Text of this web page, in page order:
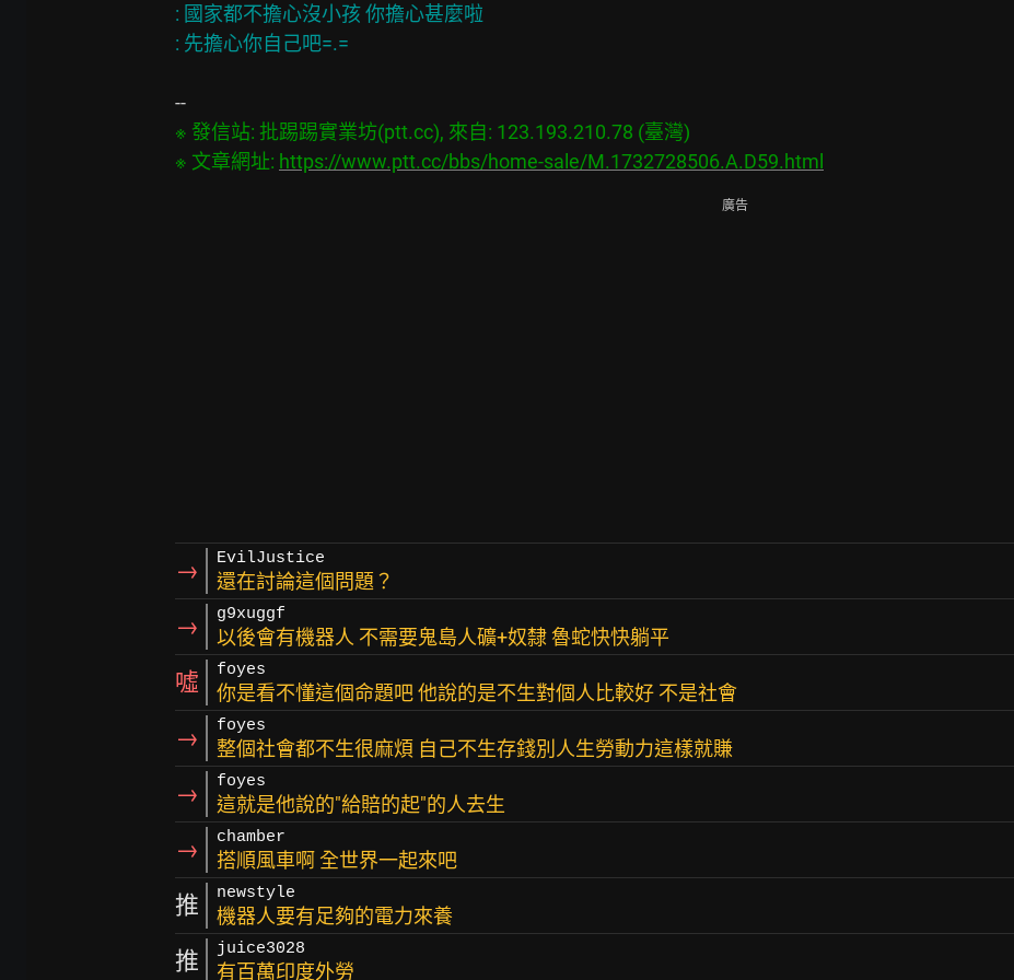
: 國家都不擔心沒小孩 你擔心甚麼啦
※ 發信站: 批踢踢實業坊(ptt.cc), 來自: 123.193.210.78 (臺灣)
※ 文章網址: https://www.ptt.cc/bbs/home-sale/M.1732728506.A.D59.html
廣告
→ EvilJustice
還在討論這個問題？
→ g9xuggf
以後會有機器人 不需要鬼島人礦+奴隸 魯蛇快快躺平
噓 foyes
你是看不懂這個命題吧 他說的是不生對個人比較好 不是社會
→ foyes
整個社會都不生很麻煩 自己不生存錢別人生勞動力這樣就賺
→ foyes
這就是他說的"給賠的起"的人去生
→ chamber
搭順風車啊 全世界一起來吧
推 newstyle
機器人要有足夠的電力來養
推 juice3028
有百萬印度外勞